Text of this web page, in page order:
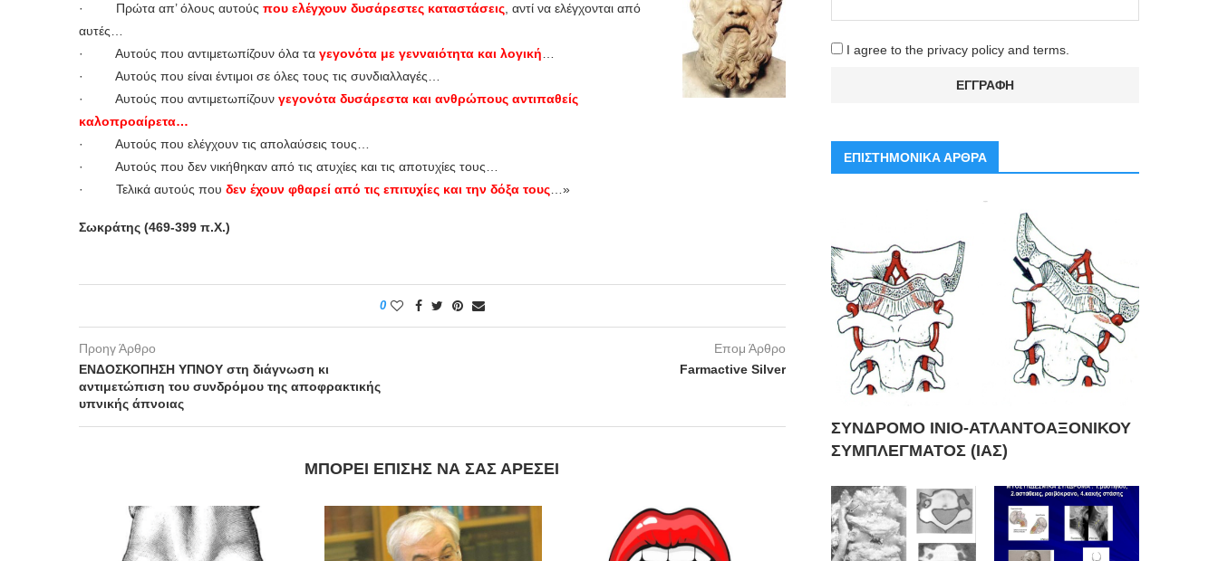
· Πρώτα απ’ όλους αυτούς που ελέγχουν δυσάρεστες καταστάσεις , αντί να ελέγχονται από
αυτές…
· Αυτούς που αντιμετωπίζουν όλα τα γεγονότα με γενναιότητα και λογική
· Αυτούς που είναι έντιμοι σε όλες τους τις συνδιαλλαγές…
· Αυτούς που αντιμετωπίζουν γεγονότα δυσάρεστα και ανθρώπους αντιπαθείς
καλοπροαίρετα…
· Αυτούς που ελέγχουν τις απολαύσεις τους…
· Αυτούς που δεν νικήθηκαν από τις ατυχίες και τις αποτυχίες τους…
· Τελικά αυτούς που δεν έχουν φθαρεί από τις επιτυχίες και την δόξα τους …»
Σωκράτης (469-399 π.Χ.)
0
Προηγ Άρθρο
ΕΝΔΟΣΚΟΠΗΣΗ ΥΠΝΟΥ στη διάγνωση κι
αντιμετώπιση του συνδρόμου της αποφρακτικής
υπνικής άπνοιας
Επομ Άρθρο
Farmactive Silver
ΜΠΟΡΕΊ ΕΠΊΣΗΣ ΝΑ ΣΑΣ ΑΡΈΣΕΙ
I agree to the privacy policy and terms.
ΕΠΙΣΤΗΜΟΝΙΚΑ ΑΡΘΡΑ
ΣΥΝΔΡΟΜΟ ΙΝΙΟ-ΑΤΛΑΝΤΟΑΞΟΝΙΚΟΥ
ΣΥΜΠΛΕΓΜΑΤΟΣ (ΙΑΣ)